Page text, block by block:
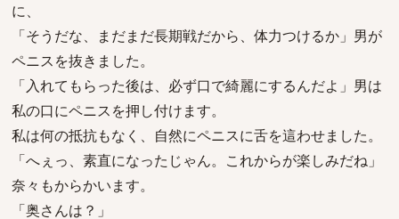
に、
「そうだな、まだまだ長期戦だから、体力つけるか」男が
ペニスを抜きました。
「入れてもらった後は、必ず口で綺麗にするんだよ」男は
私の口にペニスを押し付けます。
私は何の抵抗もなく、自然にペニスに舌を這わせました。
「へぇっ、素直になったじゃん。これからが楽しみだね」
奈々もからかいます。
「奥さんは？」